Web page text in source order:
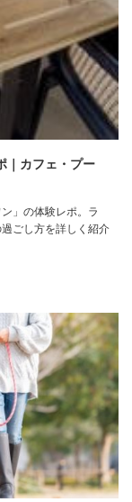
｜カフェ・プー
」の体験レポ。ラ
ごし方を詳しく紹介